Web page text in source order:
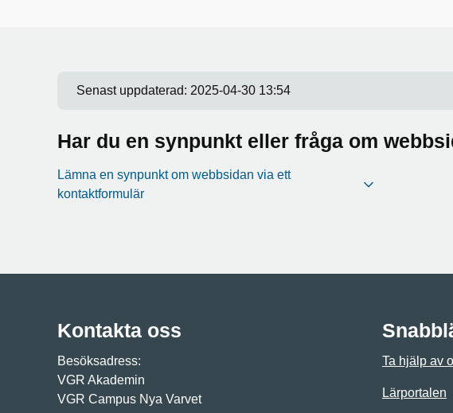
Senast uppdaterad: 2025-04-30 13:54
Har du en synpunkt eller fråga om
Lämna en synpunkt om webbsidan via ett
kontaktformulär
Kontakta oss
Besöksadress:
VGR Akademin
VGR Campus Nya Varvet
Ta hjälp av
Lärportalen